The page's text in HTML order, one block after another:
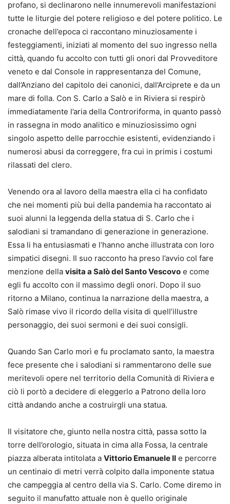
profano, si declinarono nelle innumerevoli manifestazioni
tutte le liturgie del potere religioso e del potere politico. Le
cronache dell’epoca ci raccontano minuziosamente i
festeggiamenti, iniziati al momento del suo ingresso nella
città, quando fu accolto con tutti gli onori dal Provveditore
veneto e dal Console in rappresentanza del Comune,
dall’Anziano del capitolo dei canonici, dall’Arciprete e da un
mare di folla. Con S. Carlo a Salò e in Riviera si respirò
immediatamente l’aria della Controriforma, in quanto passò
in rassegna in modo analitico e minuziosissimo ogni
singolo aspetto delle parrocchie esistenti, evidenziando i
numerosi abusi da correggere, fra cui in primis i costumi
rilassati del clero.
Venendo ora al lavoro della maestra ella ci ha confidato
che nei momenti più bui della pandemia ha raccontato ai
suoi alunni la leggenda della statua di S. Carlo che i
salodiani si tramandano di generazione in generazione.
Essa li ha entusiasmati e l’hanno anche illustrata con loro
simpatici disegni. Il suo racconto ha preso l’avvio col fare
menzione della visita a Salò del Santo Vescovo e come
egli fu accolto con il massimo degli onori. Dopo il suo
ritorno a Milano, continua la narrazione della maestra, a
Salò rimase vivo il ricordo della visita di quell’illustre
personaggio, dei suoi sermoni e dei suoi consigli.
Quando San Carlo morì e fu proclamato santo, la maestra
fece presente che i salodiani si rammentarono delle sue
meritevoli opere nel territorio della Comunità di Riviera e
ciò li portò a decidere di eleggerlo a Patrono della loro
città andando anche a costruirgli una statua.
Il visitatore che, giunto nella nostra città, passa sotto la
torre dell’orologio, situata in cima alla Fossa, la centrale
piazza alberata intitolata a Vittorio Emanuele II e percorre
un centinaio di metri verrà colpito dalla imponente statua
che campeggia al centro della via S. Carlo. Come diremo in
seguito il manufatto attuale non è quello originale